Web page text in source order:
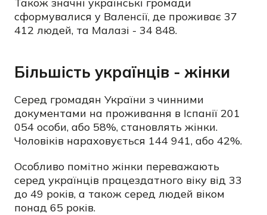
сформувалися у Валенсії, де проживає 37
412 людей, та Малазі - 34 848.
Більшість українців - жінки
Серед громадян України з чинними
документами на проживання в Іспанії 201
054 особи, або 58%, становлять жінки.
Чоловіків нараховується 144 941, або 42%.
Особливо помітно жінки переважають
серед українців працездатного віку від 33
до 49 років, а також серед людей віком
понад 65 років.